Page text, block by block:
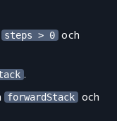
steps > 0 och
.
forwardStack
och